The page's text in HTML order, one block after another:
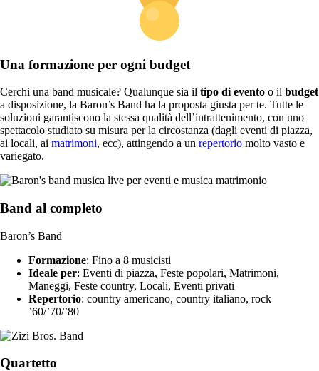
Una formazione per ogni budget
Cerchi una band musicale? Qualunque sia il tipo di evento o il budget
a disposizione, la Baron’s Band ha la proposta giusta per te. Tutte le
soluzioni garantiscono la stessa qualità dell’intrattenimento, con uno
spettacolo studiato su misura per la circostanza (dagli eventi di piazza,
ai locali, ai matrimoni, ecc), attingendo a un repertorio molto vasto e
variegato.
Band al completo
Baron’s Band
Formazione: Fino a 8 musicisti
Ideale per: Eventi di piazza, Feste popolari, Matrimoni,
Maneggi, Feste country, Locali, Eventi privati
Repertorio: country americano, country italiano, rock
’60/’70/’80
Quartetto